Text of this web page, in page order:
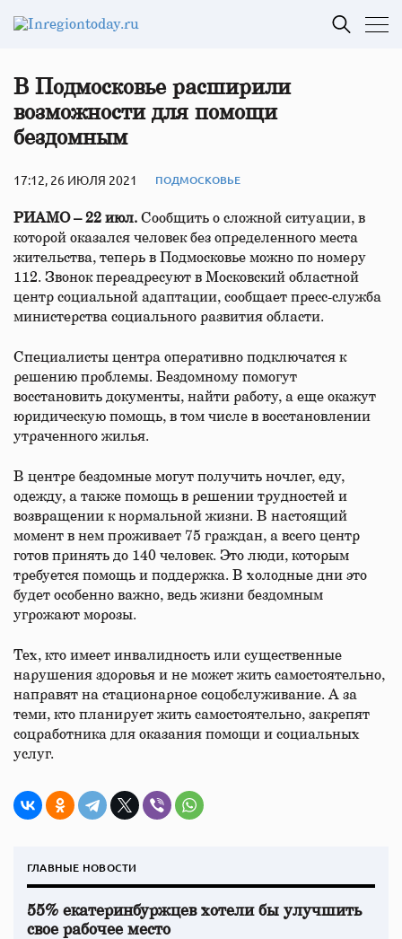
В Подмосковье расширили
возможности для помощи
бездомным
17:12, 26 ИЮЛЯ 2021 ПОДМОСКОВЬЕ
РИАМО – 22 июл. Сообщить о сложной ситуации, в
которой оказался человек без определенного места
жительства, теперь в Подмосковье можно по номеру
112. Звонок переадресуют в Московский областной
центр социальной адаптации, сообщает пресс-служба
министерства социального развития области.
Специалисты центра оперативно подключатся к
решению проблемы. Бездомному помогут
восстановить документы, найти работу, а еще окажут
юридическую помощь, в том числе в восстановлении
утраченного жилья.
В центре бездомные могут получить ночлег, еду,
одежду, а также помощь в решении трудностей и
возвращении к нормальной жизни. В настоящий
момент в нем проживает 75 граждан, а всего центр
готов принять до 140 человек. Это люди, которым
требуется помощь и поддержка. В холодные дни это
будет особенно важно, ведь жизни бездомным
угрожают морозы.
Тех, кто имеет инвалидность или существенные
нарушения здоровья и не может жить самостоятельно,
направят на стационарное соцобслуживание. А за
теми, кто планирует жить самостоятельно, закрепят
соцработника для оказания помощи и социальных
услуг.
ГЛАВНЫЕ НОВОСТИ
55% екатеринбуржцев хотели бы улучшить
свое рабочее место